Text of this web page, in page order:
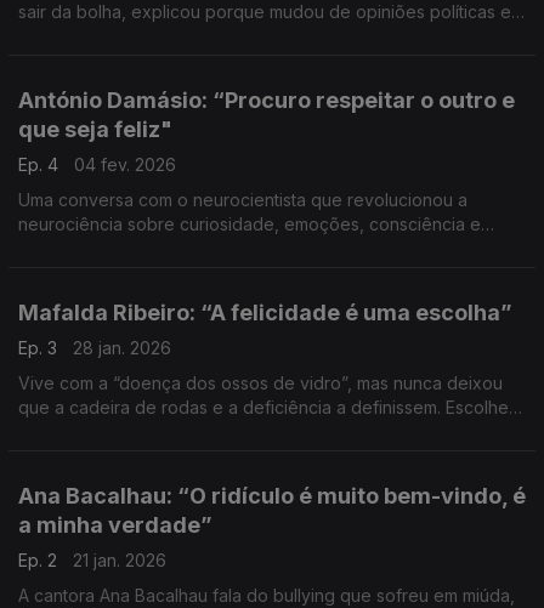
sair da bolha, explicou porque mudou de opiniões políticas em
António Damásio: “Procuro respeitar o outro e
que seja feliz"
Ep. 4
04 fev. 2026
Uma conversa com o neurocientista que revolucionou a
neurociência sobre curiosidade, emoções, consciência e
Mafalda Ribeiro: “A felicidade é uma escolha”
Ep. 3
28 jan. 2026
Vive com a “doença dos ossos de vidro”, mas nunca deixou
que a cadeira de rodas e a deficiência a definissem. Escolheu
Ana Bacalhau: “O ridículo é muito bem-vindo, é
a minha verdade”
Ep. 2
21 jan. 2026
A cantora Ana Bacalhau fala do bullying que sofreu em miúda,